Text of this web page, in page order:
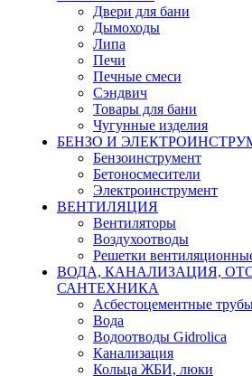
Двери для бани
Дымоходы
Липа
Печи
Печные смеси
Сэндвич
Товары для бани
Чугунные изделия
БЕНЗО И
Бензоинструмент
Бетоносмесители
Электроинструмент
ВЕНТИЛЯЦИЯ
Вентиляторы
Воздухоотводы
Решетки
ВОДА, КАНАЛИЗАЦИЯ,
САНТЕХНИКА
Асбестоцементные
Вода
Водоотводы Gidrolica
Канализация
Кольца ЖБИ, люки